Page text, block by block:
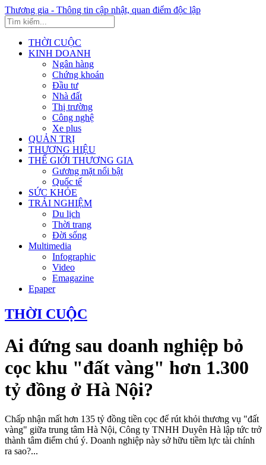
Thương gia - Thông tin cập nhật, quan điểm độc lập
THỜI CUỘC
KINH DOANH
Ngân hàng
Chứng khoán
Đầu tư
Nhà đất
Thị trường
Công nghệ
Xe plus
QUẢN TRỊ
THƯƠNG HIỆU
THẾ GIỚI THƯƠNG GIA
Gương mặt nổi bật
Quốc tế
SỨC KHỎE
TRẢI NGHIỆM
Du lịch
Thời trang
Đời sống
Multimedia
Infographic
Video
Emagazine
Epaper
THỜI CUỘC
Ai đứng sau doanh nghiệp bỏ
cọc khu "đất vàng" hơn 1.300
tỷ đồng ở Hà Nội?
Chấp nhận mất hơn 135 tỷ đồng tiền cọc để rút khỏi thương vụ "đất
vàng" giữa trung tâm Hà Nội, Công ty TNHH Duyên Hà lập tức trở
thành tâm điểm chú ý. Doanh nghiệp này sở hữu tiềm lực tài chính
ra sao?...